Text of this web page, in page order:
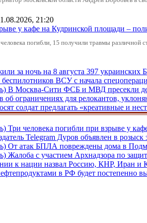
21:20
у кафе на Кудринской площади
погибли, 15 получили травмы различной
за ночь на 8 августа 397 украинских
беспилотников ВСУ с начала
В Москва-Сити ФСБ и МВД пресекли
об ограничениях для релокантов,
солдат предлагать «креативные и
Три человека погибли при взрыве у
Telegram Дуров объявлен в розыск
От атак БПЛА повреждены дома в
Жалоба с участием Архнадзора по
к нации назвал Россию, КНР, Иран
в РФ будет постепенно